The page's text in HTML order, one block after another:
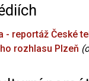
- reportáž České
rozhlasu Plzeň